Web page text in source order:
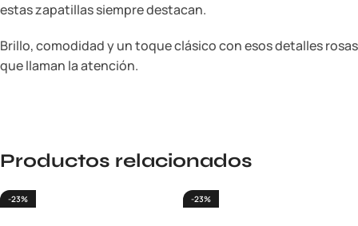
estas zapatillas siempre destacan.
Brillo, comodidad y un toque clásico con esos detalles rosas
que llaman la atención.
Productos relacionados
-23% -23%